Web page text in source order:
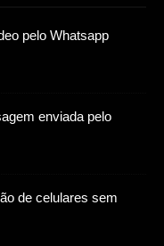
pelo Whatsapp
enviada pelo
de celulares sem